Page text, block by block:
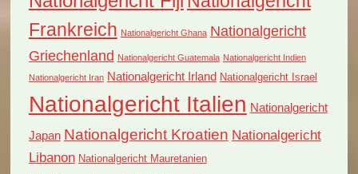
Frankreich Nationalgericht Ghana Nationalgericht
Griechenland Nationalgericht Guatemala Nationalgericht Indien
Nationalgericht Iran Nationalgericht Irland Nationalgericht Israel
Nationalgericht Italien Nationalgericht
Japan Nationalgericht Kroatien Nationalgericht
Libanon Nationalgericht Mauretanien